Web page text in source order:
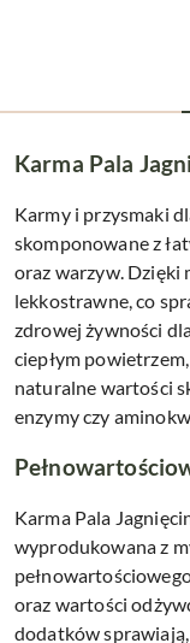
Karma Pala
Karmy i przysmaki
skomponowane z
oraz warzyw. Dzięki
lekkostrawne, co
zdrowej żywności
ciepłym
naturalne wartości
enzymy czy
Karma Pala
wyprodukowana z
oraz wartości
dodatków